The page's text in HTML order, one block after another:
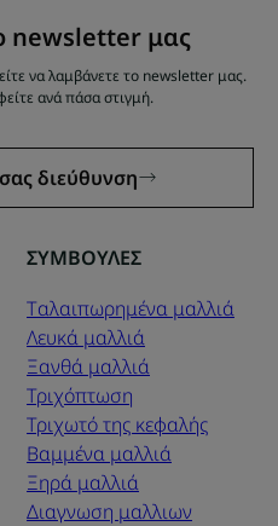
newsletter μας
να λαμβάνετε το newsletter μας.
ανά πάσα στιγμή.
διεύθυνση
ΣΥΜΒΟΥΛΕΣ
Tαλαιπωρημένα μαλλιά
Λευκά μαλλιά
Ξανθά μαλλιά
Τριχόπτωση
Τριχωτό της κεφαλής
Βαμμένα μαλλιά
Ξηρά μαλλιά
Διαγνωση μαλλιων